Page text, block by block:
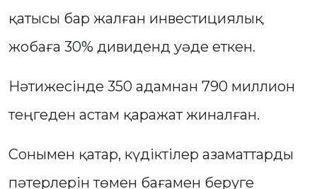
қатысы бар жалған инвестициялық
жобаға 30% дивиденд уәде еткен.
Нәтижесінде 350 адамнан 790 миллион
теңгеден астам қаражат жиналған.
Сонымен қатар, күдіктілер азаматтарды
пәтерлерін төмен бағамен беруге